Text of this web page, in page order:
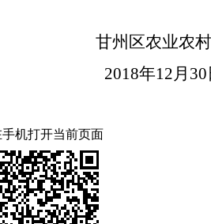
区农业农村
2018年12月30
机打开当前页面